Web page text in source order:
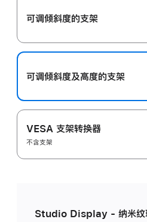
可调倾斜度的支架
可调倾斜度及高‍度的支‍架
VESA 支架转换器
不含支架
Studio Display - 纳米纹